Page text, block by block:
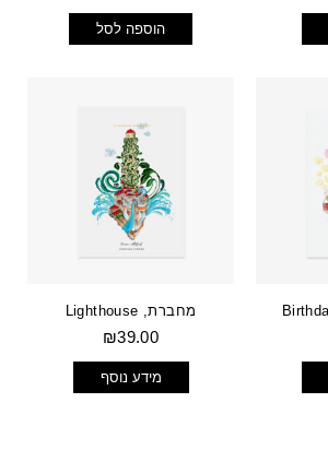
הוספה לסל
מחברת, Lighthouse
₪39.00
מידע נוסף